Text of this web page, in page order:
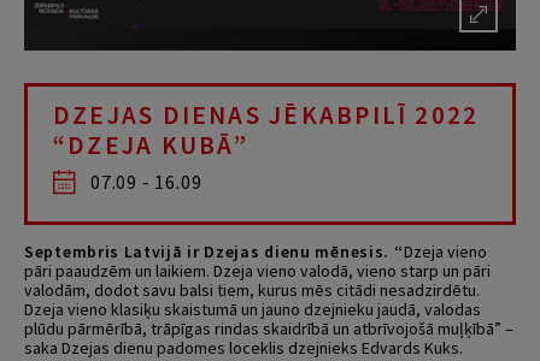
DZEJAS DIENAS JĒKABPILĪ 2022
“DZEJA KUBĀ”
07.09 - 16.09
Septembris Latvijā ir Dzejas dienu mēnesis. “Dzeja vieno
pāri paaudzēm un laikiem. Dzeja vieno valodā, vieno starp un pāri
valodām, dodot savu balsi tiem, kurus mēs citādi nesadzirdētu.
Dzeja vieno klasiķu skaistumā un jauno dzejnieku jaudā, valodas
plūdu pārmērībā, trāpīgas rindas skaidrībā un atbrīvojošā muļķībā” –
saka Dzejas dienu padomes loceklis dzejnieks Edvards Kuks.